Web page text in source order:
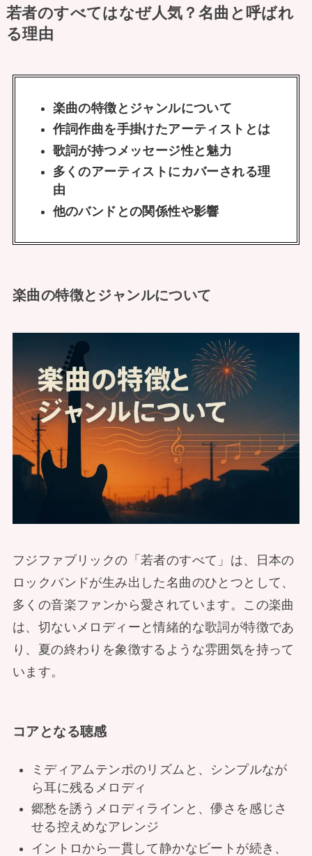
若者のすべてはなぜ人気？名曲と呼ばれ
る理由
楽曲の特徴とジャンルについて
作詞作曲を手掛けたアーティストとは
歌詞が持つメッセージ性と魅力
多くのアーティストにカバーされる理
由
他のバンドとの関係性や影響
楽曲の特徴とジャンルについて
フジファブリックの「若者のすべて」は、日本の
ロックバンドが生み出した名曲のひとつとして、
多くの音楽ファンから愛されています。この楽曲
は、切ないメロディーと情緒的な歌詞が特徴であ
り、夏の終わりを象徴するような雰囲気を持って
います。
コアとなる聴感
ミディアムテンポのリズムと、シンプルなが
ら耳に残るメロディ
郷愁を誘うメロディラインと、儚さを感じさ
せる控えめなアレンジ
イントロから一貫して静かなビートが続き、